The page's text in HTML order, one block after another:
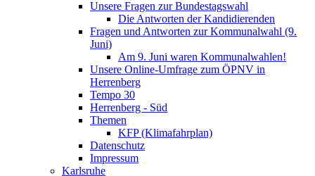
Unsere Fragen zur Bundestagswahl
Die Antworten der Kandidierenden
Fragen und Antworten zur Kommunalwahl (9.
Juni)
Am 9. Juni waren Kommunalwahlen!
Unsere Online-Umfrage zum ÖPNV in
Herrenberg
Tempo 30
Herrenberg - Süd
Themen
KFP (Klimafahrplan)
Datenschutz
Impressum
Karlsruhe